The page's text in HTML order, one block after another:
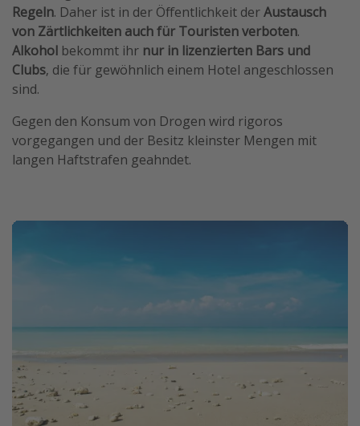
Regeln. Daher ist in der Öffentlichkeit derAustausch
von Zärtlichkeiten auch für Touristen verboten.
Alkohol bekommt ihr nur in lizenzierten Bars und
Clubs, die für gewöhnlich einem Hotel angeschlossen
sind.
Gegen den Konsum von Drogen wird rigoros
vorgegangen und der Besitz kleinster Mengen mit
langen Haftstrafen geahndet.